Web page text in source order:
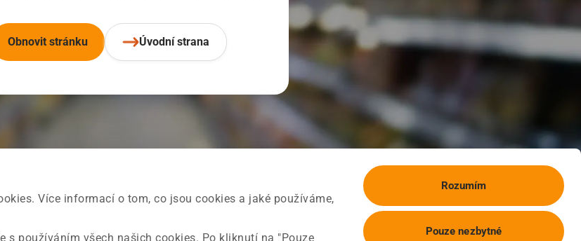
Více informací o tom, co jsou cookies a jaké používáme,
s používáním všech našich cookies. Po kliknutí na "Pouze
Rozumím
Pouze nezbytné
Obnovit stránku Úvodní strana